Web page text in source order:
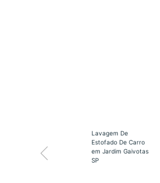
Lavagem De
Estofado De Carro
em Jardim Gaivotas
SP